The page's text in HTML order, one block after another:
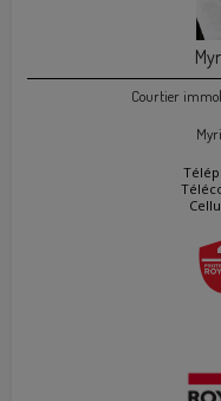
Courtier